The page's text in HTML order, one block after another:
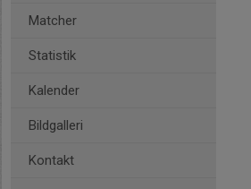
Matcher
Statistik
Kalender
Bildgalleri
Kontakt